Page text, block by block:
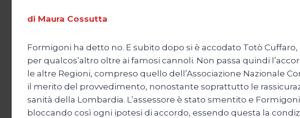
di Maura Cossutta
Formigoni ha detto no. E subito dopo si è accodato Totò
per qualcos’altro oltre ai famosi cannoli. Non passa quindi
le altre Regioni, compreso quello dell’Associazione Nazionale
il merito del provvedimento, nonostante soprattutto le
sanità della Lombardia. L’assessore è stato smentito e
bloccando così ogni ipotesi di accordo, essendo questa la